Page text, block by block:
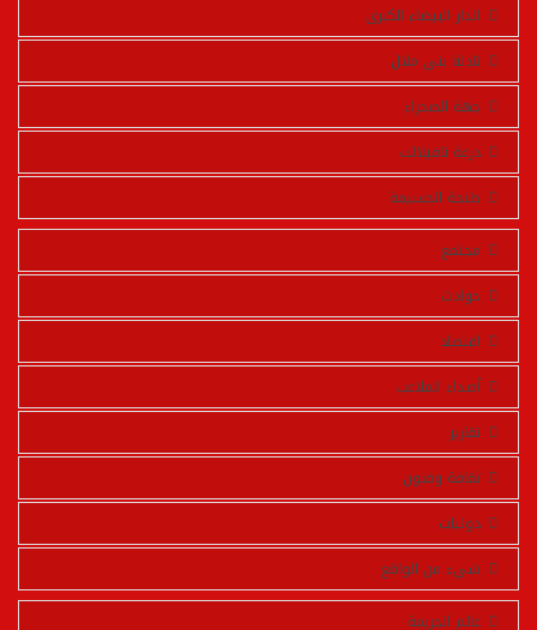
الدار البيضاء الكبرى
تادلة بني ملال
جهة الصحراء
درعة تافيلالت
طنجة الحسيمة
مجتمع
حوادث
اقتصاد
أصداء الملاعب
تقارير
ثقافة وفنون
دوليات
شيء من الواقع
عالم الجريمة